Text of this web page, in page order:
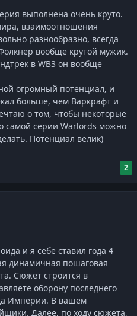
выполнена очень круто.
взаимоотношения
разнообразно, всегда
вообще крутой мужик.
в WB3 он вообще
огромный потенциал, и
больше, чем Варкрафт и
о том, чтобы некоторые
самой серии Warlords можно
Потенциал велик)
2
и я себе ставил года 4
динамичная пошаговая
Сюжет строится в
оборону последнего
Империи. В вашем
Далее, по ходу сюжета,